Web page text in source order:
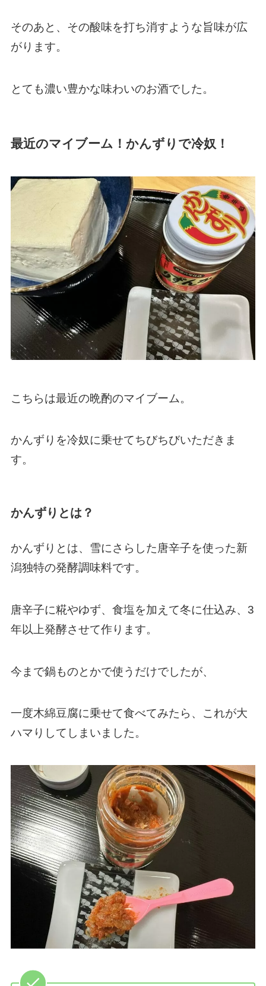
そのあと、その酸味を打ち消すような旨味が広
がります。
とても濃い豊かな味わいのお酒でした。
最近のマイブーム！かんずりで冷奴！
こちらは最近の晩酌のマイブーム。
かんずりを冷奴に乗せてちびちびいただきま
す。
かんずりとは？
かんずりとは、雪にさらした唐辛子を使った新
潟独特の発酵調味料です。
唐辛子に糀やゆず、食塩を加えて冬に仕込み、3
年以上発酵させて作ります。
今まで鍋ものとかで使うだけでしたが、
一度木綿豆腐に乗せて食べてみたら、これが大
ハマりしてしまいました。